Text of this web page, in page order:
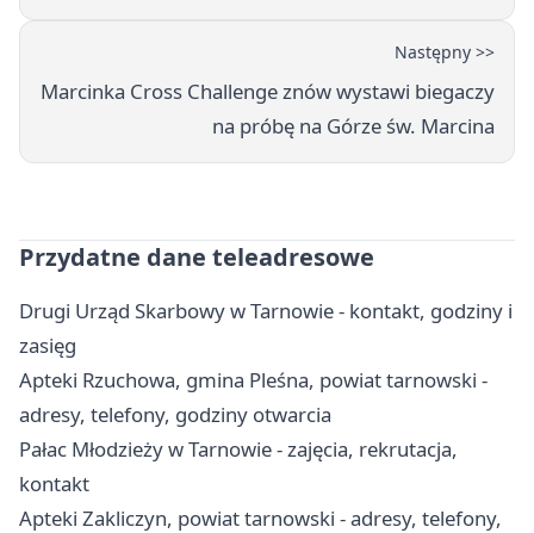
Następny >>
Marcinka Cross Challenge znów wystawi biegaczy
na próbę na Górze św. Marcina
Przydatne dane teleadresowe
Drugi Urząd Skarbowy w Tarnowie - kontakt, godziny i
zasięg
Apteki Rzuchowa, gmina Pleśna, powiat tarnowski -
adresy, telefony, godziny otwarcia
Pałac Młodzieży w Tarnowie - zajęcia, rekrutacja,
kontakt
Apteki Zakliczyn, powiat tarnowski - adresy, telefony,